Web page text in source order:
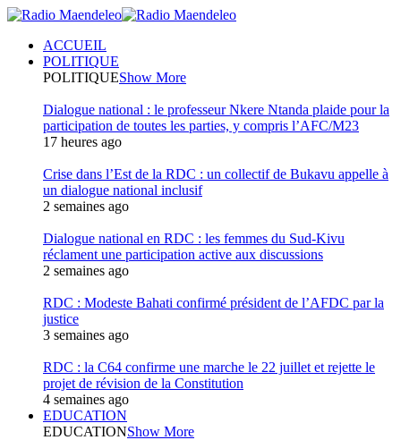
ACCUEIL
POLITIQUE
POLITIQUEShow More
Dialogue national : le professeur Nkere Ntanda plaide pour la
participation de toutes les parties, y compris l’AFC/M23
17 heures ago
Crise dans l’Est de la RDC : un collectif de Bukavu appelle à
un dialogue national inclusif
2 semaines ago
Dialogue national en RDC : les femmes du Sud-Kivu
réclament une participation active aux discussions
2 semaines ago
RDC : Modeste Bahati confirmé président de l’AFDC par la
justice
3 semaines ago
RDC : la C64 confirme une marche le 22 juillet et rejette le
projet de révision de la Constitution
4 semaines ago
EDUCATION
EDUCATIONShow More